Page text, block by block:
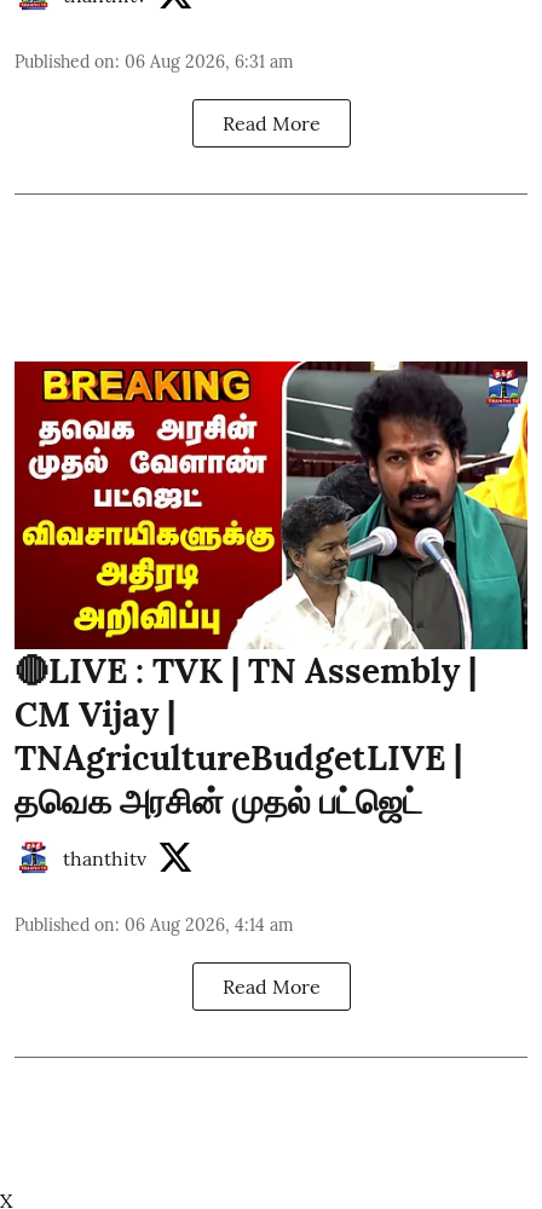
Published on: 06 Aug 2026, 6:31 am
Read More
🔴LIVE : TVK | TN Assembly |
CM Vijay |
TNAgricultureBudgetLIVE |
தவெக அரசின் முதல் பட்ஜெட்
thanthitv
Published on: 06 Aug 2026, 4:14 am
Read More
X